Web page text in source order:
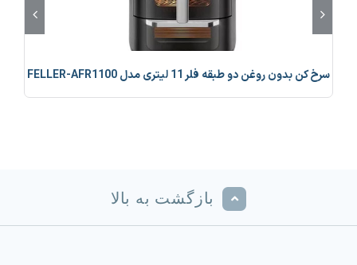
سرخ کن بدون روغن دو طبقه فلر 11 لیتری مدل FELLER-AFR1100
بازگشت به بالا